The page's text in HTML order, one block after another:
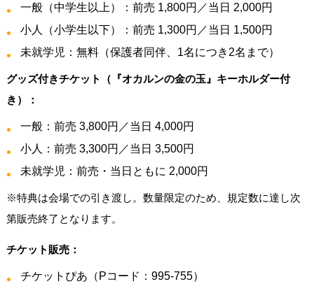
一般（中学生以上）：前売 1,800円／当日 2,000円
小人（小学生以下）：前売 1,300円／当日 1,500円
未就学児：無料（保護者同伴、1名につき2名まで）
グッズ付きチケット（『オカルンの金の玉』キーホルダー付
き）：
一般：前売 3,800円／当日 4,000円
小人：前売 3,300円／当日 3,500円
未就学児：前売・当日ともに 2,000円
※特典は会場での引き渡し。数量限定のため、規定数に達し次
第販売終了となります。
チケット販売：
チケットぴあ（Pコード：995-755）